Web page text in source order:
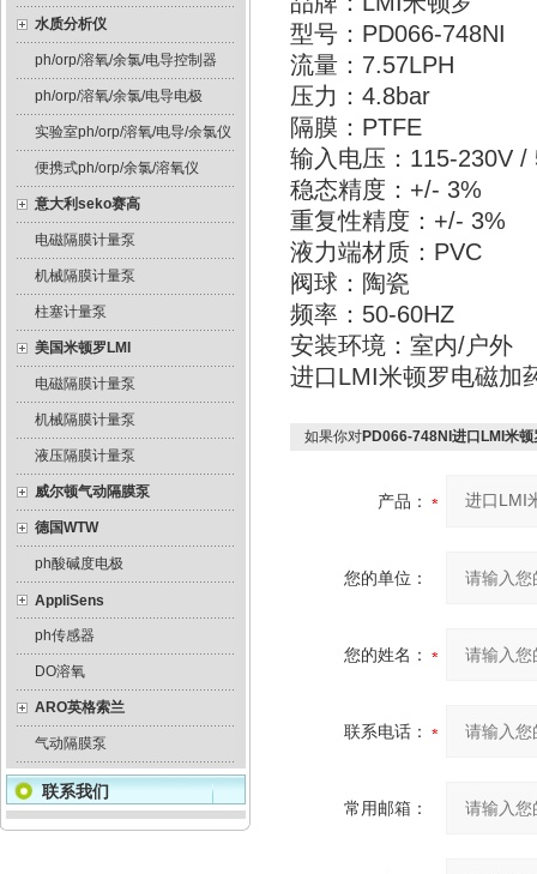
水质分析仪
ph/orp/溶氧/余氯/电导控制器
ph/orp/溶氧/余氯/电导电极
实验室ph/orp/溶氧/电导/余氯仪
便携式ph/orp/余氯/溶氧仪
意大利seko赛高
电磁隔膜计量泵
机械隔膜计量泵
柱塞计量泵
美国米顿罗LMI
电磁隔膜计量泵
机械隔膜计量泵
液压隔膜计量泵
威尔顿气动隔膜泵
德国WTW
ph酸碱度电极
AppliSens
ph传感器
DO溶氧
ARO英格索兰
气动隔膜泵
联系我们
型号：PD066-748NI
流量：7.57LPH
压力：4.8bar
隔膜：PTFE
输入电压：115-230V /
稳态精度：+/- 3%
重复性精度：+/- 3%
液力端材质：PVC
阀球：陶瓷
频率：50-60HZ
安装环境：室内/户外
进口LMI米顿罗电磁加
如果你对PD066-748NI进口LMI米顿
产品：
您的单位：
您的姓名：
联系电话：
常用邮箱：